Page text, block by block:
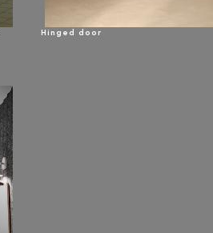
Hinged door